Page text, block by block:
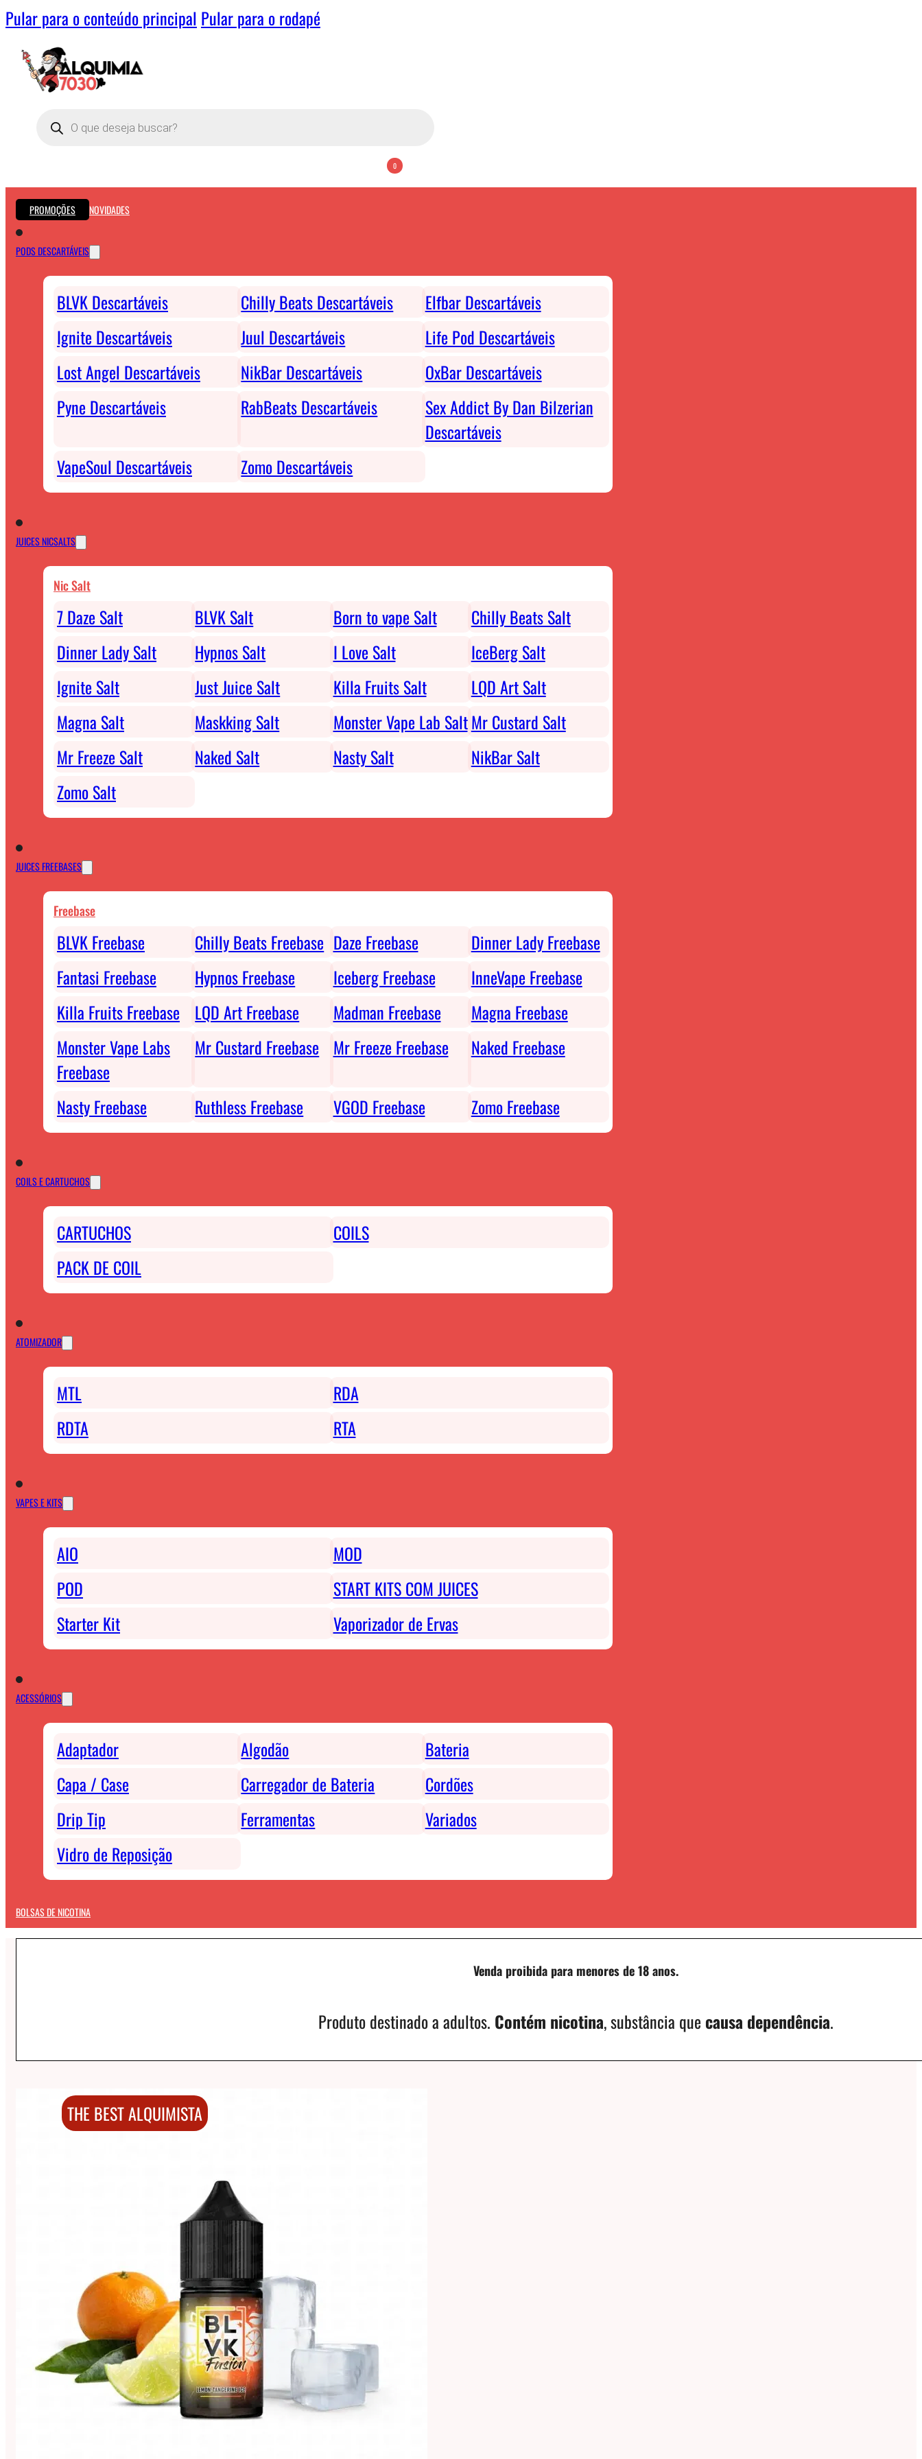
Pular para o conteúdo principal Pular para o rodapé
Pesquisar
produtos
0
PROMOÇÕES NOVIDADES
PODS DESCARTÁVEIS
BLVK Descartáveis Chilly Beats Descartáveis
Elfbar Descartáveis
Ignite Descartáveis
Juul Descartáveis
Life Pod Descartáveis
Lost Angel Descartáveis
NikBar Descartáveis
OxBar Descartáveis
Pyne Descartáveis
RabBeats Descartáveis
Sex Addict By Dan Bilzerian
Descartáveis
VapeSoul Descartáveis
Zomo Descartáveis
JUICES NICSALTS
Nic Salt
7 Daze Salt BLVK Salt Born to vape Salt
Chilly Beats Salt
Dinner Lady Salt
Hypnos Salt I Love Salt
IceBerg Salt
Ignite Salt
Just Juice Salt Killa Fruits Salt
LQD Art Salt
Magna Salt
Maskking Salt Monster Vape Lab SaltMr Custard Salt
Mr Freeze Salt
Naked Salt Nasty Salt
NikBar Salt
Zomo Salt
JUICES FREEBASES
Freebase
BLVK Freebase Chilly Beats Freebase Daze Freebase
Dinner Lady Freebase
Fantasi Freebase
Hypnos Freebase Iceberg Freebase
InneVape Freebase
Killa Fruits Freebase
LQD Art Freebase Madman Freebase
Magna Freebase
Monster Vape Labs
Freebase
Mr Custard Freebase Mr Freeze Freebase Naked Freebase
Nasty Freebase Ruthless Freebase VGOD Freebase Zomo Freebase
COILS E CARTUCHOS
CARTUCHOS
COILS
PACK DE COIL
ATOMIZADOR
MTL
RDA
RDTA
RTA
VAPES E KITS
AIO
MOD
POD
START KITS COM JUICES
Starter Kit
Vaporizador de Ervas
ACESSÓRIOS
Adaptador Algodão
Bateria
Capa / Case
Carregador de Bateria
Cordões
Drip Tip
Ferramentas
Variados
Vidro de Reposição
BOLSAS DE NICOTINA
Venda proibida para menores de 18 anos.
Produto destinado a adultos. Contém nicotina, substância que causa dependência.
THE BEST ALQUIMISTA